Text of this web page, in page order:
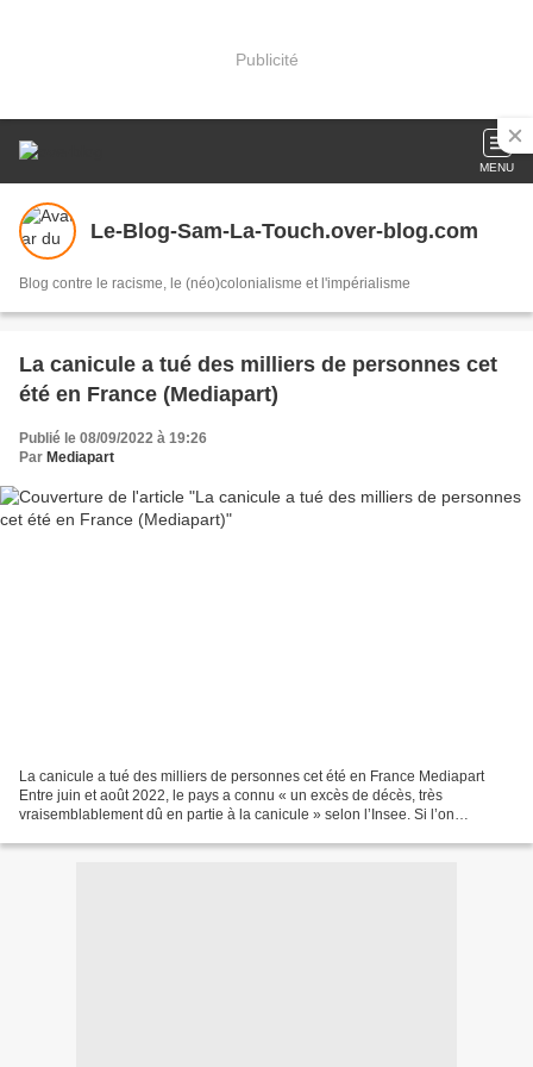
Publicité
MENU
Le-Blog-Sam-La-Touch.over-blog.com
Blog contre le racisme, le (néo)colonialisme et l'impérialisme
La canicule a tué des milliers de personnes cet
été en France (Mediapart)
Publié le 08/09/2022 à 19:26
Par Mediapart
La canicule a tué des milliers de personnes cet été en France Mediapart
Entre juin et août 2022, le pays a connu « un excès de décès, très
vraisemblablement dû en partie à la canicule » selon l’Insee. Si l’on